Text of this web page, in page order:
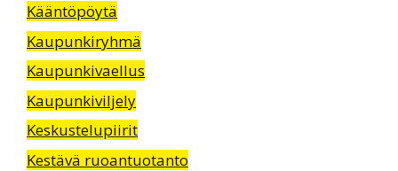
Kääntöpöytä
Kaupunkiryhmä
Kaupunkivaellus
Kaupunkiviljely
Keskustelupiirit
Kestävä ruoantuotanto